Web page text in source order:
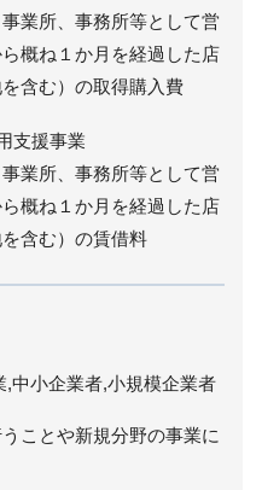
事業所、事務所等として営
概ね１か月を経過した店
含む）の取得購入費
支援事業
事業所、事務所等として営
概ね１か月を経過した店
含む）の賃借料
,中小企業者,小規模企業者
ことや新規分野の事業に